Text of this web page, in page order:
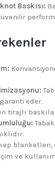
Baskısı:
eder.
tirajlı
ve